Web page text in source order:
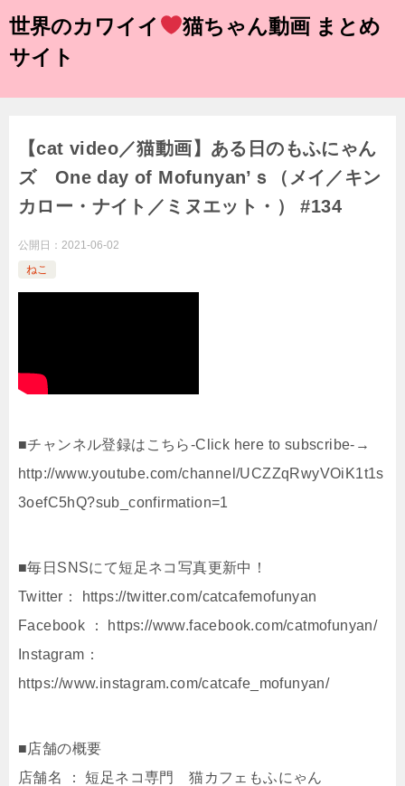
世界のカワイイ
猫ちゃん動画 まとめ
サイト
【cat video／猫動画】ある日のもふにゃん
ズ One day of Mofunyan’ｓ（メイ／キン
カロー・ナイト／ミヌエット・） #134
公開日： 2021-06-02
ねこ
■チャンネル登録はこちら-Click here to subscribe-→
http://www.youtube.com/channel/UCZZqRwyVOiK1t1s
3oefC5hQ?sub_confirmation=1
■毎日SNSにて短足ネコ写真更新中！
Twitter： https://twitter.com/catcafemofunyan
Facebook ： https://www.facebook.com/catmofunyan/
Instagram：
https://www.instagram.com/catcafe_mofunyan/
■店舗の概要
店舗名 ： 短足ネコ専門 猫カフェもふにゃん